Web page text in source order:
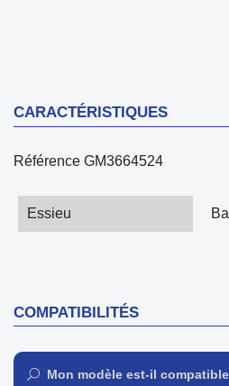
CARACTÉRISTIQUES
Référence GM3664524
Essieu
COMPATIBILITÉS
Mon modèle est-il